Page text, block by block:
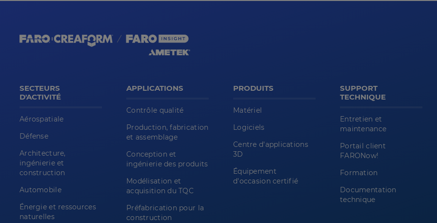
SECTEURS
D'ACTIVITÉ
Aérospatiale
Défense
Architecture,
ingénierie et
construction
Automobile
Énergie et ressources
naturelles
APPLICATIONS
Contrôle qualité
Production, fabrication
et assemblage
Conception et
ingénierie des produits
Modélisation et
acquisition du TQC
Préfabrication pour la
construction
PRODUITS
Matériel
Logiciels
Centre d'applications
3D
Équipement
d'occasion certifié
SUPPORT
TECHNIQUE
Entretien et
maintenance
Portail client
FARONow!
Formation
Documentation
technique